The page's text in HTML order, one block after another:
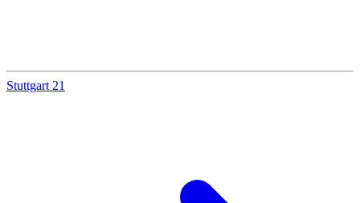
Stuttgart 21